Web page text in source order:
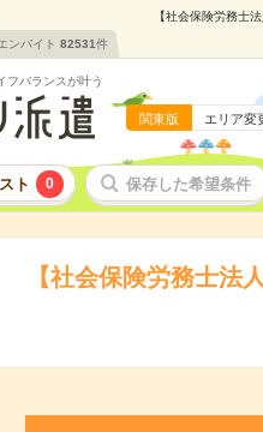
【社会保険労務士
ンバイト 82531件
フバランスが叶う
関東版 エリア変
ト 0 保存した希望条件
【社会保険労務士法